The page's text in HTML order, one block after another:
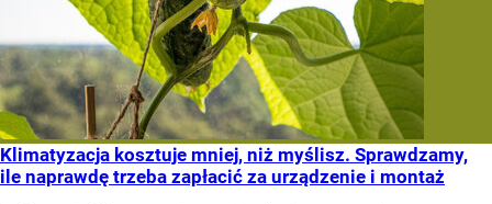
Klimatyzacja kosztuje mniej, niż myślisz. Sprawdzamy,
ile naprawdę trzeba zapłacić za urządzenie i montaż